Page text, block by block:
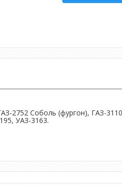
2752 Соболь (фургон), ГАЗ-
УАЗ-3163.